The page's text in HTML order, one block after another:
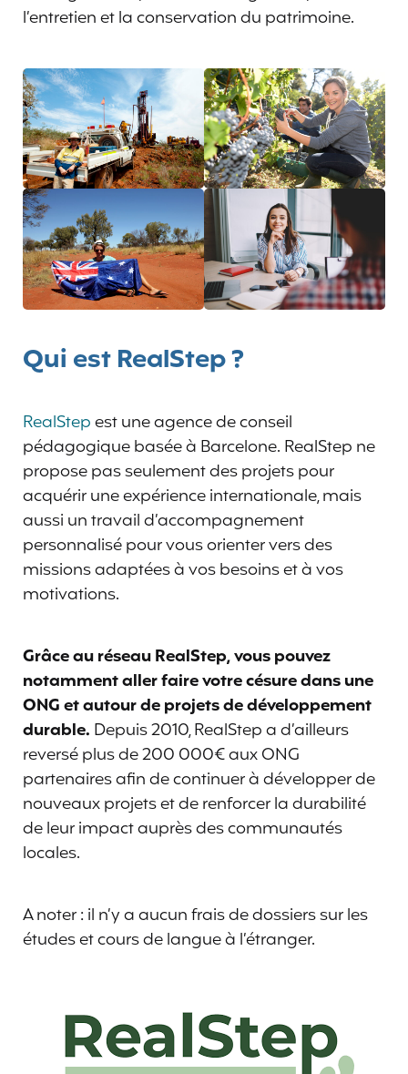
l’entretien et la conservation du patrimoine.
Qui est RealStep ?
RealStepest une agence de conseil
pédagogique basée à Barcelone. RealStep ne
propose pas seulement des projets pour
acquérir une expérience internationale, mais
aussi un travail d’accompagnement
personnalisé pour vous orienter vers des
missions adaptées à vos besoins et à vos
motivations.
Grâce au réseau RealStep, vous pouvez
notamment aller faire votre césure dans une
ONG et autour de projets de développement
durable. Depuis 2010, RealStep a d’ailleurs
reversé plus de 200 000€ aux ONG
partenaires afin de continuer à développer de
nouveaux projets et de renforcer la durabilité
de leur impact auprès des communautés
locales.
A noter : il n’y a aucun frais de dossiers sur les
études et cours de langue à l’étranger.